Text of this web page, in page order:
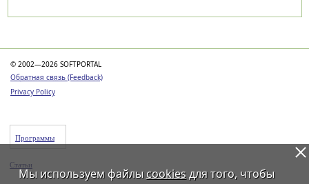
© 2002—2026 SOFTPORTAL
Обратная связь (Feedback)
Privacy Policy
Программы
Статьи
Мы используем файлы cookiesдля того, чтобы